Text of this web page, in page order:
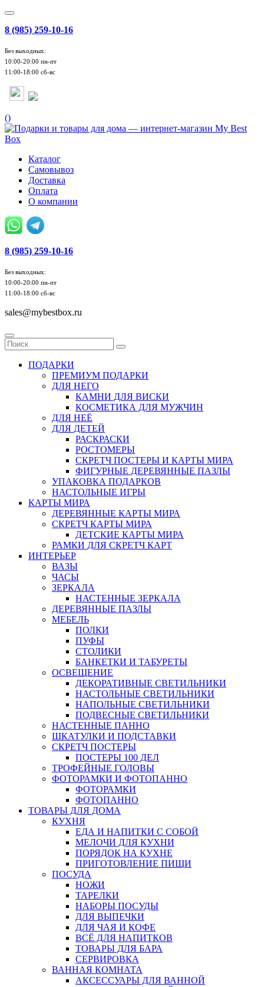
8 (985) 259-10-16
Без выходных:
10:00-20:00 пн-пт
11:00-18:00 сб-вс
()
Каталог
Самовывоз
Доставка
Оплата
О компании
8 (985) 259-10-16
Без выходных:
10:00-20:00 пн-пт
11:00-18:00 сб-вс
sales@mybestbox.ru
ПОДАРКИ
ПРЕМИУМ ПОДАРКИ
ДЛЯ НЕГО
КАМНИ ДЛЯ ВИСКИ
КОСМЕТИКА ДЛЯ МУЖЧИН
ДЛЯ НЕЁ
ДЛЯ ДЕТЕЙ
РАСКРАСКИ
РОСТОМЕРЫ
СКРЕТЧ ПОСТЕРЫ И КАРТЫ МИРА
ФИГУРНЫЕ ДЕРЕВЯННЫЕ ПАЗЛЫ
УПАКОВКА ПОДАРКОВ
НАСТОЛЬНЫЕ ИГРЫ
КАРТЫ МИРА
ДЕРЕВЯННЫЕ КАРТЫ МИРА
СКРЕТЧ КАРТЫ МИРА
ДЕТСКИЕ КАРТЫ МИРА
РАМКИ ДЛЯ СКРЕТЧ КАРТ
ИНТЕРЬЕР
ВАЗЫ
ЧАСЫ
ЗЕРКАЛА
НАСТЕННЫЕ ЗЕРКАЛА
ДЕРЕВЯННЫЕ ПАЗЛЫ
МЕБЕЛЬ
ПОЛКИ
ПУФЫ
СТОЛИКИ
БАНКЕТКИ И ТАБУРЕТЫ
ОСВЕЩЕНИЕ
ДЕКОРАТИВНЫЕ СВЕТИЛЬНИКИ
НАСТОЛЬНЫЕ СВЕТИЛЬНИКИ
НАПОЛЬНЫЕ СВЕТИЛЬНИКИ
ПОДВЕСНЫЕ СВЕТИЛЬНИКИ
НАСТЕННЫЕ ПАННО
ШКАТУЛКИ И ПОДСТАВКИ
СКРЕТЧ ПОСТЕРЫ
ПОСТЕРЫ 100 ДЕЛ
ТРОФЕЙНЫЕ ГОЛОВЫ
ФОТОРАМКИ И ФОТОПАННО
ФОТОРАМКИ
ФОТОПАННО
ТОВАРЫ ДЛЯ ДОМА
КУХНЯ
ЕДА И НАПИТКИ С СОБОЙ
МЕЛОЧИ ДЛЯ КУХНИ
ПОРЯДОК НА КУХНЕ
ПРИГОТОВЛЕНИЕ ПИЩИ
ПОСУДА
НОЖИ
ТАРЕЛКИ
НАБОРЫ ПОСУДЫ
ДЛЯ ВЫПЕЧКИ
ДЛЯ ЧАЯ И КОФЕ
ВСЁ ДЛЯ НАПИТКОВ
ТОВАРЫ ДЛЯ БАРА
СЕРВИРОВКА
ВАННАЯ КОМНАТА
АКСЕССУАРЫ ДЛЯ ВАННОЙ